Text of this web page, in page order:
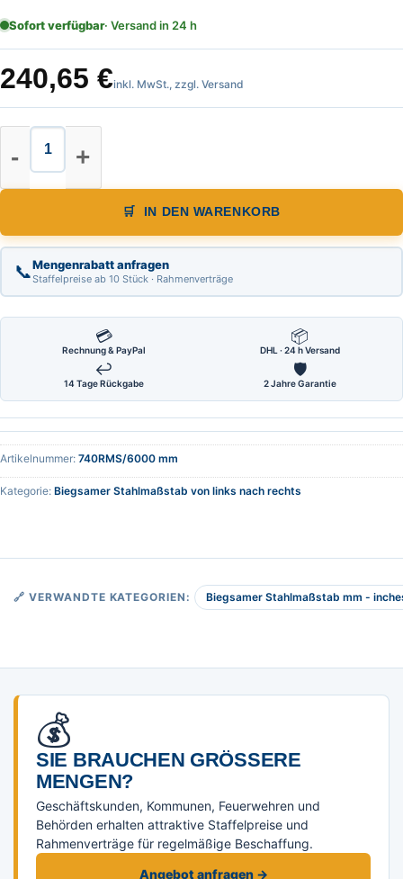
Sofort verfügbar· Versand in 24 h
240,65 €inkl. MwSt., zzgl. Versand
Biegsamer Stahlmaßstab von
IN DEN WARENKORB
📞Mengenrabatt anfragen
Staffelpreise ab 10 Stück · Rahmenverträge
💳
Rechnung & PayPal
📦
DHL · 24 h Versand
↩
14 Tage Rückgabe
🛡
2 Jahre Garantie
Artikelnummer: 740RMS/6000 mm
Kategorie: Biegsamer Stahlmaßstab von links nach rechts
🔗 VERWANDTE KATEGORIEN: Biegsamer Stahlmaßstab mm -
💰
SIE BRAUCHEN GRÖSSERE M
ENGEN?
Geschäftskunden, Kommunen, Feuerwehren und
Behörden erhalten attraktive Staffelpreise und
Rahmenverträge für regelmäßige Beschaffung.
Angebot anfragen →